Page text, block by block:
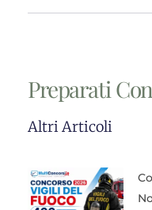
Preparati
Altri Articoli